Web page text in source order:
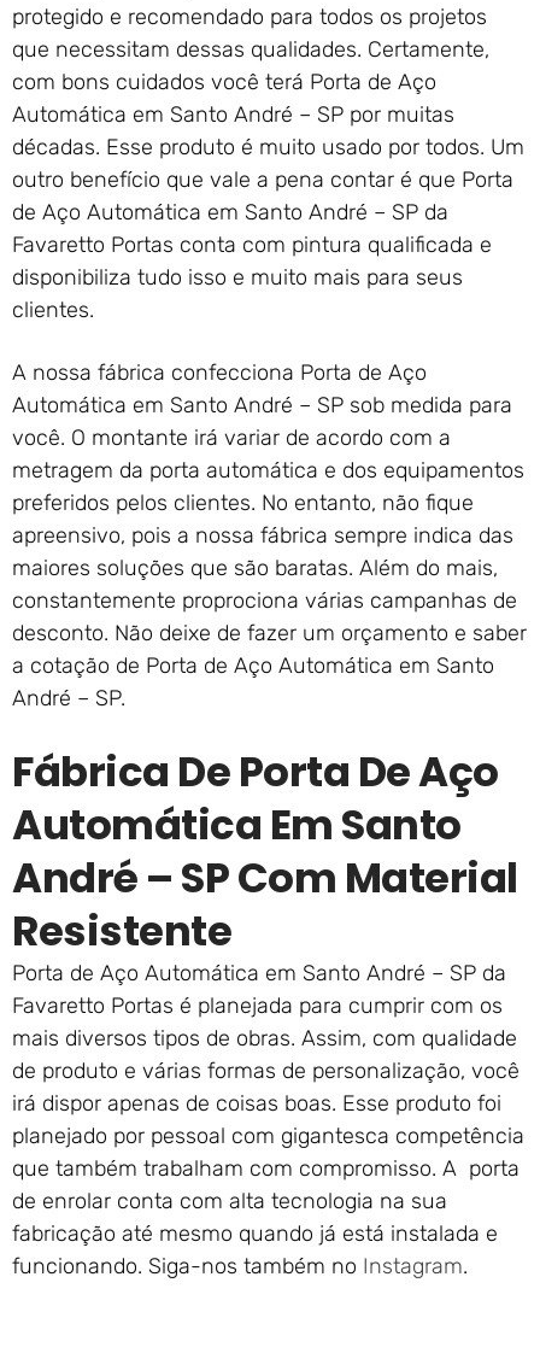
protegido e recomendado para todos os projetos
que necessitam dessas qualidades. Certamente,
com bons cuidados você terá Porta de Aço
Automática em Santo André – SP por muitas
décadas. Esse produto é muito usado por todos. Um
outro benefício que vale a pena contar é que Porta
de Aço Automática em Santo André – SP da
Favaretto Portas conta com pintura qualificada e
disponibiliza tudo isso e muito mais para seus
clientes.
A nossa fábrica confecciona Porta de Aço
Automática em Santo André – SP sob medida para
você. O montante irá variar de acordo com a
metragem da porta automática e dos equipamentos
preferidos pelos clientes. No entanto, não fique
apreensivo, pois a nossa fábrica sempre indica das
maiores soluções que são baratas. Além do mais,
constantemente proprociona várias campanhas de
desconto. Não deixe de fazer um orçamento e saber
a cotação de Porta de Aço Automática em Santo
André – SP.
Fábrica De Porta De Aço
Automática Em Santo
André – SP Com Material
Resistente
Porta de Aço Automática em Santo André – SP da
Favaretto Portas é planejada para cumprir com os
mais diversos tipos de obras. Assim, com qualidade
de produto e várias formas de personalização, você
irá dispor apenas de coisas boas. Esse produto foi
planejado por pessoal com gigantesca competência
que também trabalham com compromisso. A porta
de enrolar conta com alta tecnologia na sua
fabricação até mesmo quando já está instalada e
funcionando. Siga-nos também no Instagram.